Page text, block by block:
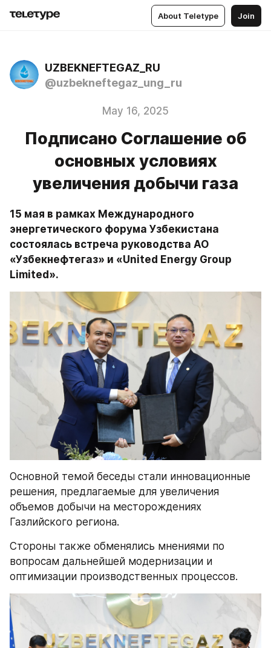
About Teletype Join
UZBEKNEFTEGAZ_RU
@uzbekneftegaz_ung_ru
May 16, 2025
Подписано Соглашение об
основных условиях
увеличения добычи газа
15 мая в рамках Международного
энергетического форума Узбекистана
состоялась встреча руководства АО
«Узбекнефтегаз» и «United Energy Group
Limited».
Основной темой беседы стали инновационные
решения, предлагаемые для увеличения
объемов добычи на месторождениях
Газлийского региона.
Стороны также обменялись мнениями по
вопросам дальнейшей модернизации и
оптимизации производственных процессов.